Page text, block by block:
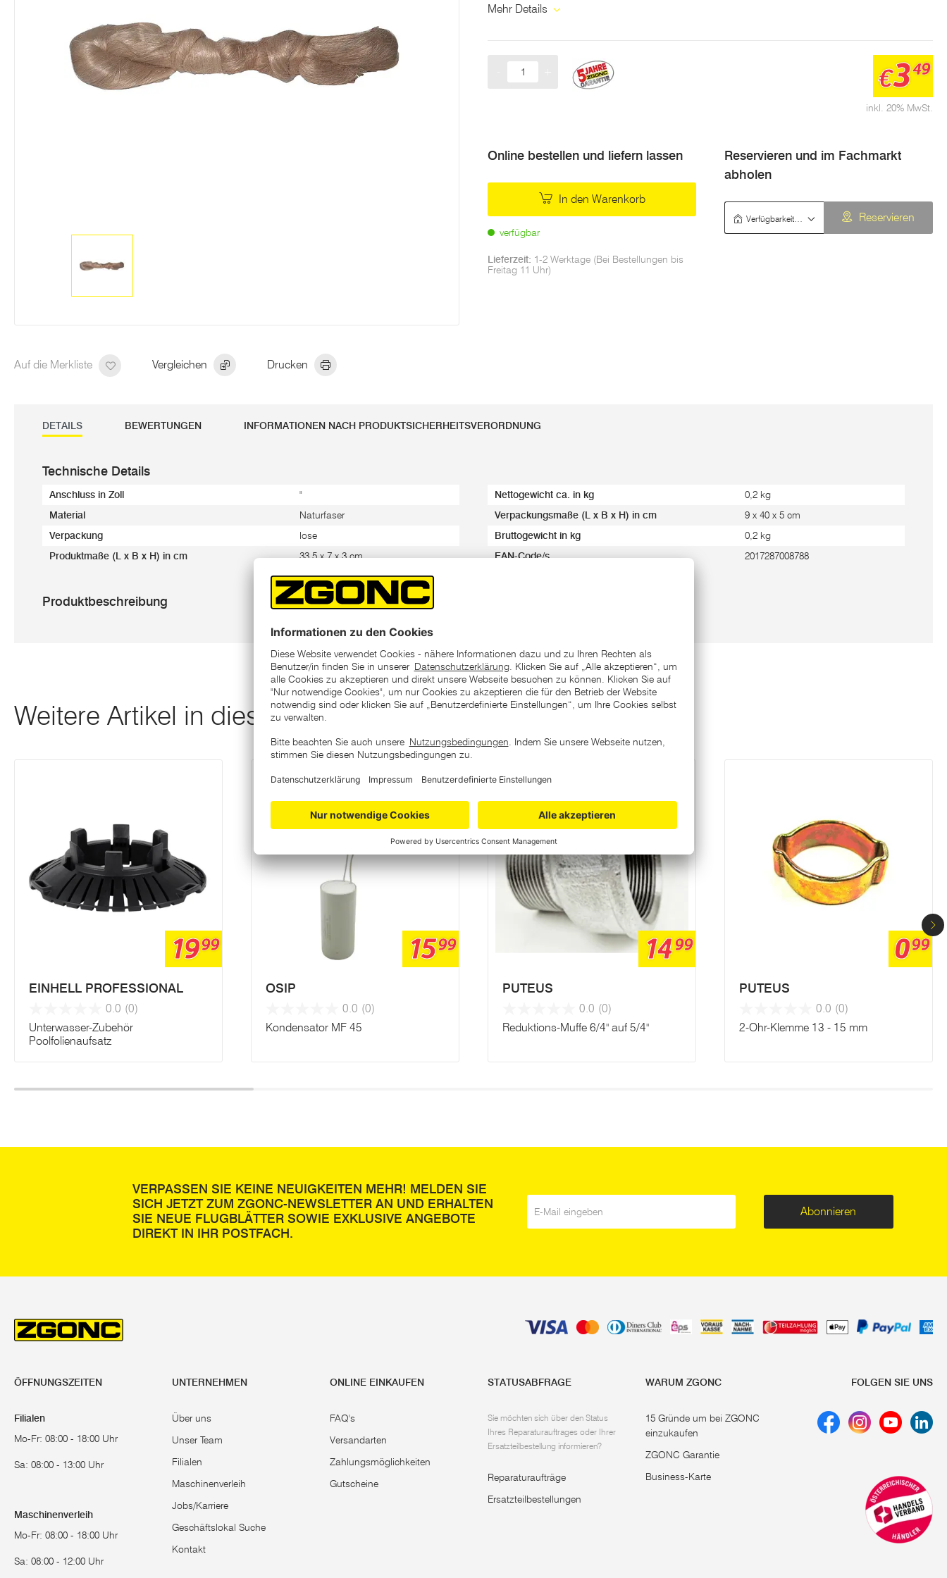
Auf die Merkliste Vergleichen Drucken
Mehr Details
inkl. 20% MwSt.
€349
Online bestellen und liefern lassen
In den Warenkorb
verfügbar
Lieferzeit: 1-2 Werktage (Bei Bestellungen bis
Freitag 11 Uhr)
Reservieren und im Fachmarkt
abholen
Reservieren
DETAILS BEWERTUNGEN INFORMATIONEN NACH PRODUKTSICHERHEITSVERORDNUNG
Technische Details
Anschluss in Zoll "
Material Naturfaser
Verpackung lose
Produktmaße (L x B x H) in cm 33,5 x 7 x 3 cm
Nettogewicht ca. in kg 0,2 kg
Verpackungsmaße (L x B x H) in cm 9 x 40 x 5 cm
Bruttogewicht in kg 0,2 kg
EAN-Code/s 2017287008788
Produktbeschreibung
Weitere Artikel in dieser Kategorie
1999
EINHELL PROFESSIONAL
0.0 (0)
Unterwasser-Zubehör
Poolfolienaufsatz
1599
OSIP
0.0 (0)
Kondensator MF 45
1499
PUTEUS
0.0 (0)
Reduktions-Muffe 6/4" auf 5/4"
099
PUTEUS
0.0 (0)
2-Ohr-Klemme 13 - 15 mm
VERPASSEN SIE KEINE NEUIGKEITEN MEHR! MELDEN SIE
SICH JETZT ZUM ZGONC-NEWSLETTER AN UND ERHALTEN
SIE NEUE FLUGBLÄTTER SOWIE EXKLUSIVE ANGEBOTE
DIREKT IN IHR POSTFACH.
Abonnieren
ÖFFNUNGSZEITEN
Filialen
Mo-Fr: 08:00 - 18:00 Uhr
Sa: 08:00 - 13:00 Uhr
Maschinenverleih
Mo-Fr: 08:00 - 18:00 Uhr
Sa: 08:00 - 12:00 Uhr
UNTERNEHMEN
Über uns
Unser Team
Filialen
Maschinenverleih
Jobs/Karriere
Geschäftslokal Suche
Kontakt
ONLINE EINKAUFEN
FAQ's
Versandarten
Zahlungsmöglichkeiten
Gutscheine
STATUSABFRAGE
Sie möchten sich über den Status
Ihres Reparaturauftrages oder Ihrer
Ersatzteilbestellung informieren?
Reparaturaufträge
Ersatzteilbestellungen
WARUM ZGONC
15 Gründe um bei ZGONC
einzukaufen
ZGONC Garantie
Business-Karte
FOLGEN SIE UNS